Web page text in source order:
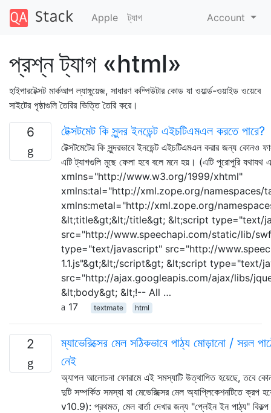
Apple ট্যাগ Account
প্রশ্ন ট্যাগ «html»
হাইপারটেক্সট মার্কআপ ল্যাঙ্গুয়েজ, সাধারণ কম্পিউটার কোড যা ওয়ার্ল্ড-ওয়াইড ওয়েবে
সাইটের পৃষ্ঠাগুলি তৈরির ভিত্তি তৈরি করে।
6 টেক্সটমেট কি সুন্দর ইনডেন্ট এইচটিএমএল করতে পারে?
টেক্সটমেটের কি সুন্দরভাবে ইনডেন্ট এইচটিএমএল করার জন্য কোনও
এটি ট্যাগগুলি মুছে ফেলা হবে বলে মনে হয়। (এটি পুরোপুরি
xmlns="http://www.w3.org/1999/xhtml"
xmlns:tal="http://xml.zope.org/namespaces/
xmlns:metal="http://xml.zope.org/
&lt;title&gt;&lt;/title&gt; &lt;script type="text/
src="http://www.speechapi.com/static/lib/
type="text/javascript" src="http://
1.1.js"&gt;&lt;/script&gt; &lt;script type="text/
src="http://ajax.googleapis.com/ajax/libs/
&lt;body&gt; &lt;!-- All …
17
textmate html
2
ম্যাভেরিক্সের মেল সঠিকভাবে পাঠ্য মোড়ানো / সরল
নেই
অ্যাপল আলোচনা ফোরামে এই সমস্যাটি উত্থাপিত হয়েছে, তবে
দুটি সম্পর্কিত সমস্যা যা মেভেরিক্সের মেল অ্যাপ্লিকেশনটিতে ক্রপ
v10.9): প্রথমত, মেল বার্তা দেখার জন্য "প্লেইন ইন পাঠ্য"